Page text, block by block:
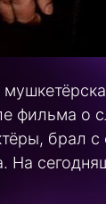
фильма о
брал
На